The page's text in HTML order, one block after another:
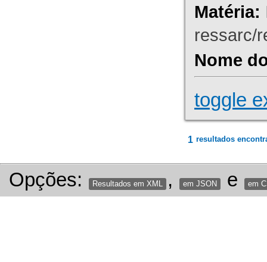
Matéria:
ressarc/
Nome
toggle
1 resultados
Opções: Resultados em XML , em JSON e em